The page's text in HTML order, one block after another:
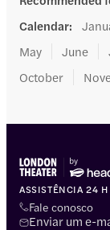
Calendar:
May
June
October
ASSISTÊNCIA 24 H
Fale conosco
Enviar um e-